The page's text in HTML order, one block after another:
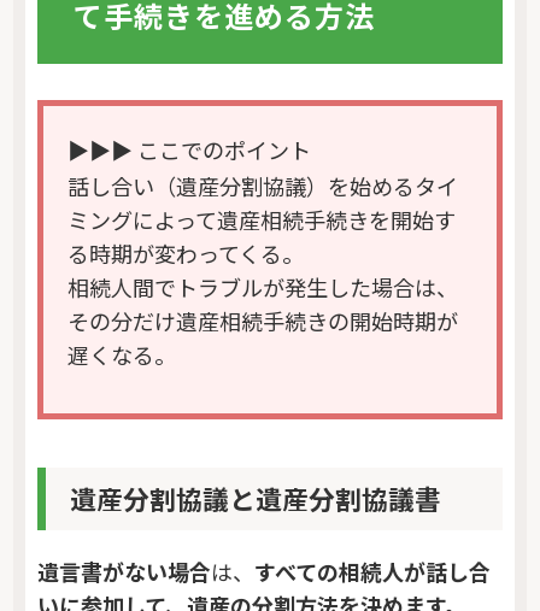
て手続きを進める方法
▶▶▶ ここでのポイント
話し合い（遺産分割協議）を始めるタイ
ミングによって遺産相続手続きを開始す
る時期が変わってくる。
相続人間でトラブルが発生した場合は、
その分だけ遺産相続手続きの開始時期が
遅くなる。
遺産分割協議と遺産分割協議書
遺言書がない場合は、 すべての相続人が話し合